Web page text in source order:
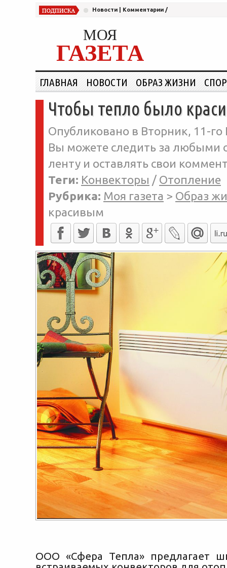
Новости Комментарии /
МОЯ
ГАЗЕТА
ГЛАВНАЯ НОВОСТИ ОБРАЗ ЖИЗНИ
Чтобы тепло было
Опубликовано в Вторник, 11-
Вы можете следить за любыми
ленту и оставлять свои
Теги: Конвекторы / Отопление
Рубрика: Моя газета > Образ
красивым
ООО «Сфера Тепла» предлагает